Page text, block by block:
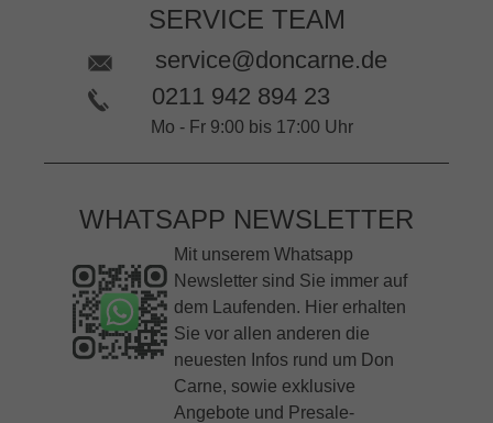
SERVICE TEAM
service@doncarne.de
0211 942 894 23
Mo - Fr 9:00 bis 17:00 Uhr
WHATSAPP NEWSLETTER
Mit unserem Whatsapp
Newsletter sind Sie immer auf
dem Laufenden. Hier erhalten
Sie vor allen anderen die
neuesten Infos rund um Don
Carne, sowie exklusive
Angebote und Presale-